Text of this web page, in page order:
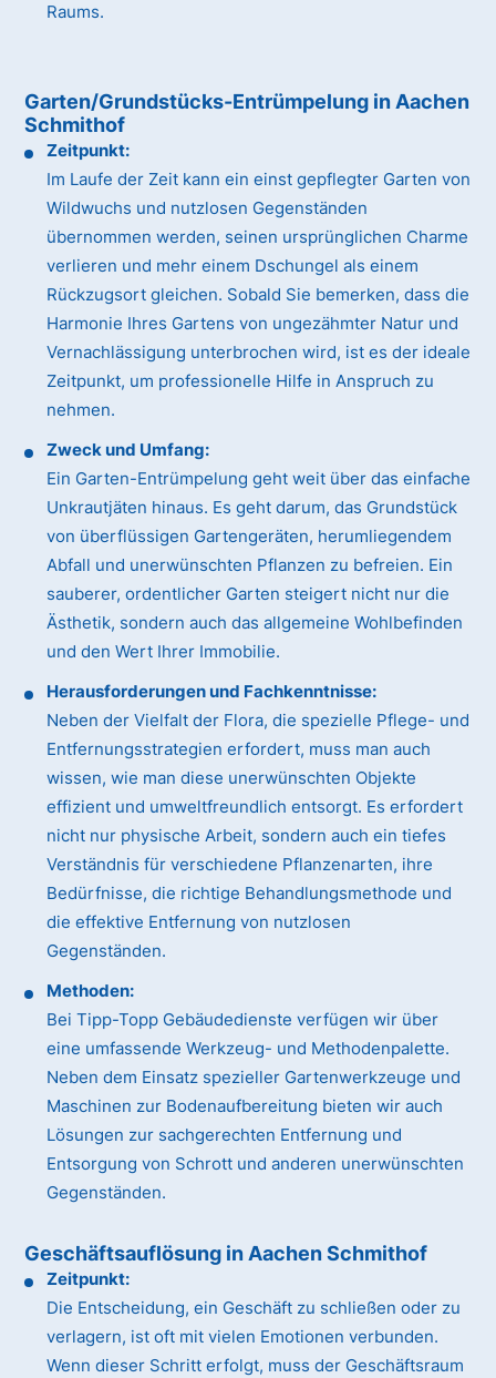
Raums.
Garten/Grundstücks-Entrümpelung in Aachen
Schmithof
Zeitpunkt:
Im Laufe der Zeit kann ein einst gepflegter Garten von
Wildwuchs und nutzlosen Gegenständen
übernommen werden, seinen ursprünglichen Charme
verlieren und mehr einem Dschungel als einem
Rückzugsort gleichen. Sobald Sie bemerken, dass die
Harmonie Ihres Gartens von ungezähmter Natur und
Vernachlässigung unterbrochen wird, ist es der ideale
Zeitpunkt, um professionelle Hilfe in Anspruch zu
nehmen.
Zweck und Umfang:
Ein Garten-Entrümpelung geht weit über das einfache
Unkrautjäten hinaus. Es geht darum, das Grundstück
von überflüssigen Gartengeräten, herumliegendem
Abfall und unerwünschten Pflanzen zu befreien. Ein
sauberer, ordentlicher Garten steigert nicht nur die
Ästhetik, sondern auch das allgemeine Wohlbefinden
und den Wert Ihrer Immobilie.
Herausforderungen und Fachkenntnisse:
Neben der Vielfalt der Flora, die spezielle Pflege- und
Entfernungsstrategien erfordert, muss man auch
wissen, wie man diese unerwünschten Objekte
effizient und umweltfreundlich entsorgt. Es erfordert
nicht nur physische Arbeit, sondern auch ein tiefes
Verständnis für verschiedene Pflanzenarten, ihre
Bedürfnisse, die richtige Behandlungsmethode und
die effektive Entfernung von nutzlosen
Gegenständen.
Methoden:
Bei Tipp-Topp Gebäudedienste verfügen wir über
eine umfassende Werkzeug- und Methodenpalette.
Neben dem Einsatz spezieller Gartenwerkzeuge und
Maschinen zur Bodenaufbereitung bieten wir auch
Lösungen zur sachgerechten Entfernung und
Entsorgung von Schrott und anderen unerwünschten
Gegenständen.
Geschäftsauflösung in Aachen Schmithof
Zeitpunkt:
Die Entscheidung, ein Geschäft zu schließen oder zu
verlagern, ist oft mit vielen Emotionen verbunden.
Wenn dieser Schritt erfolgt, muss der Geschäftsraum